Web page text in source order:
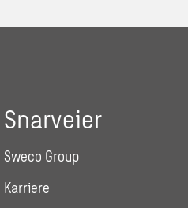
Snarveier
Sweco Group
Karriere